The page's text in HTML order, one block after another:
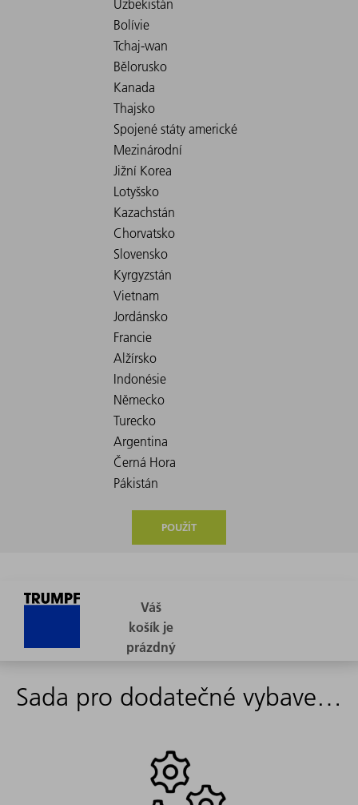
POUŽÍT
Sada pro dodatečné vybavení MGuard Inte